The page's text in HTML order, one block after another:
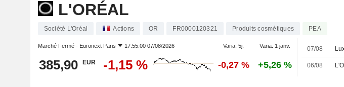
L'ORÉAL
Société L'Oréal Actions OR FR0000120321 Produits cosmétiques PEA
Marché Fermé - Euronext Paris 17:55:00 07/08/2026 Varia. 5j. Varia. 1 janv.
385,90 EUR -1,15 % -0,27 % +5,26 %
07/08
06/08